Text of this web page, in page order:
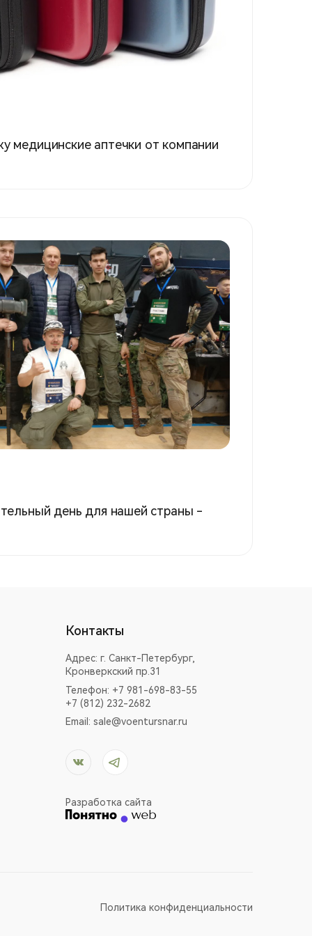
медицинские аптечки от компании
день для нашей страны -
Контакты
Адрес:г. Санкт-Петербург,
Кронверкский пр.31
Телефон: +7 981-698-83-55
+7 (812) 232-2682
Email:sale@voentursnar.ru
Разработка сайта
Политика конфиденциальности